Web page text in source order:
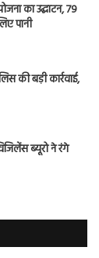
का उद्घाटन, 79
पानी
की बड़ी कार्रवाई,
ब्यूरो ने रंगे